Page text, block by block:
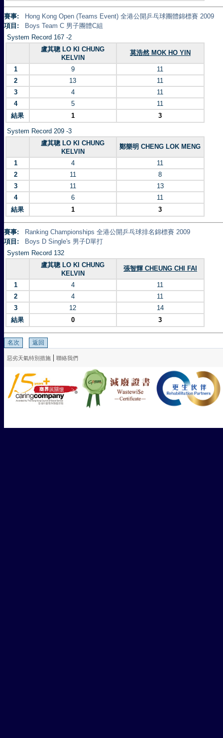
賽事:
Hong Kong Open (Teams Event) 全港公開乒乓球團體錦標賽 2009
項目:
Boys Team C 男子團體C組
System Record 167 -2
盧其聰 LO KI CHUNG
KELVIN
莫浩然 MOK HO YIN
1 9
11
2
13
11
3
4
11
4
5
11
結果
1 3
System Record 209 -3
盧其聰 LO KI CHUNG
KELVIN
鄭樂明 CHENG LOK MENG
1 4
11
2
11
8
3
11
13
4
6
11
結果
1 3
賽事:
Ranking Championships 全港公開乒乓球排名錦標賽 2009
項目:
Boys D Single's 男子D單打
System Record 132
盧其聰 LO KI CHUNG
KELVIN
張智輝 CHEUNG CHI FAI
1 4
11
2
4
11
3
12
14
結果
0 3